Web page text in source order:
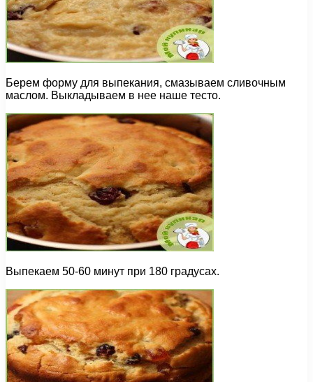
Берем форму для выпекания, смазываем сливочным
маслом. Выкладываем в нее наше тесто.
Выпекаем 50-60 минут при 180 градусах.